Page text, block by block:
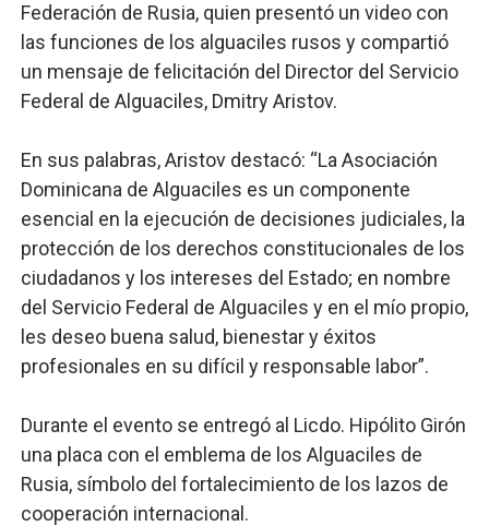
Federación de Rusia, quien presentó un video con
las funciones de los alguaciles rusos y compartió
un mensaje de felicitación del Director del Servicio
Federal de Alguaciles, Dmitry Aristov.
En sus palabras, Aristov destacó: “La Asociación
Dominicana de Alguaciles es un componente
esencial en la ejecución de decisiones judiciales, la
protección de los derechos constitucionales de los
ciudadanos y los intereses del Estado; en nombre
del Servicio Federal de Alguaciles y en el mío propio,
les deseo buena salud, bienestar y éxitos
profesionales en su difícil y responsable labor”.
Durante el evento se entregó al Licdo. Hipólito Girón
una placa con el emblema de los Alguaciles de
Rusia, símbolo del fortalecimiento de los lazos de
cooperación internacional.